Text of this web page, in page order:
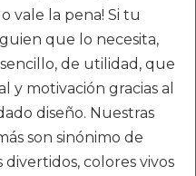
vale la pena! Si tu
que lo necesita,
de utilidad, que
y motivación gracias al
diseño. Nuestras
son sinónimo de
colores vivos